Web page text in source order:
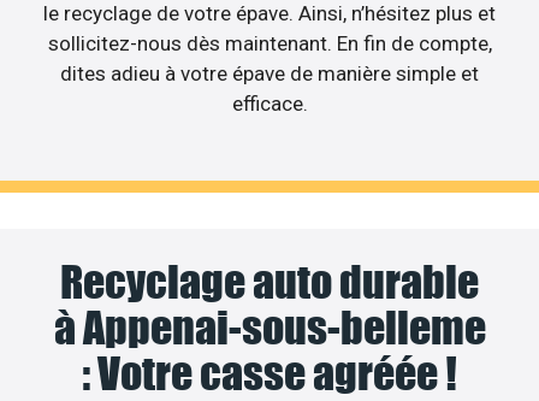
le recyclage de votre épave. Ainsi, n’hésitez plus et
sollicitez-nous dès maintenant. En fin de compte,
dites adieu à votre épave de manière simple et
efficace.
Recyclage auto durable
à Appenai-sous-belleme
: Votre casse agréée !